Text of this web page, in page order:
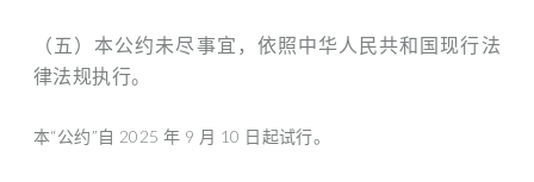
（五）本公约未尽事宜，依照中华人民共和国现行法
律法规执行。
本“公约”自 2025 年 9 月 10 日起试行。